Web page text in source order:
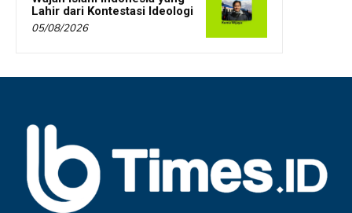
Lahir dari Kontestasi Ideologi
05/08/2026